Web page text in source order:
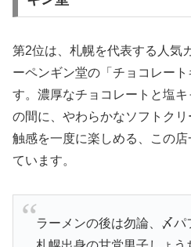
第2位は、札幌を代表する人気
ーペンギン堂の「チョコレー
す。濃厚なチョコレートと塩
の間に、やわらかなソフトク
触感を一度に楽しめる、この
ています。
ラーメンの後は勿論、〆パ